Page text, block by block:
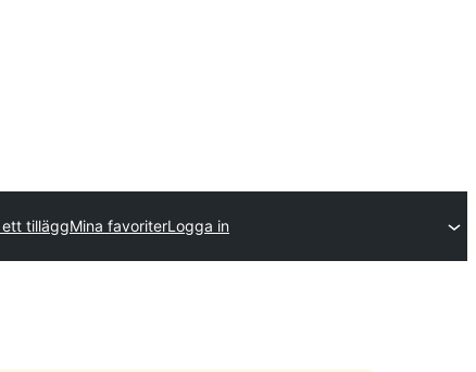
tilläggMina favoriterLogga in